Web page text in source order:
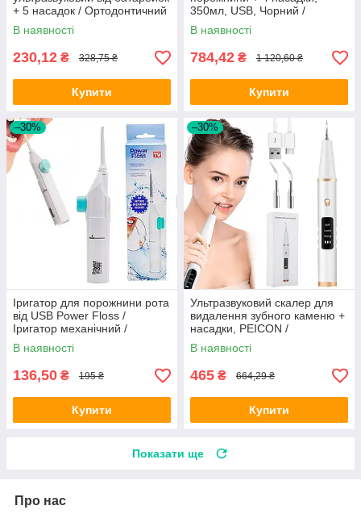
+ 5 насадок / Ортодонтичний
прилад для чищення зубів /
Пучкова щітка для зубів
В наявності
230,12 ₴ 328,75 ₴
Купити
350мл, USB, Чорний /
Бездротовий іригатор для
чистки зубів
В наявності
784,42 ₴ 1 120,60 ₴
Купити
–30%
Іригатор для порожнини рота
від USB Power Floss /
Іригатор механічний /
Портативний іригатор
В наявності
136,50 ₴ 195 ₴
Купити
–30%
Ультразвуковий скалер для
видалення зубного каменю +
насадки, PEICON /
Стоматологічний скалер для
зубів
В наявності
465 ₴ 664,29 ₴
Купити
Показати ще
Про нас